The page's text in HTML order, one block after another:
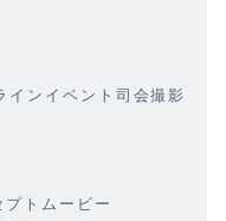
インイベント司会撮影
トムービー